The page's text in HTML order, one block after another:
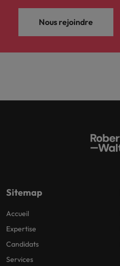
Nous rejoindre
Sitemap
Accueil
Expertise
Candidats
Services